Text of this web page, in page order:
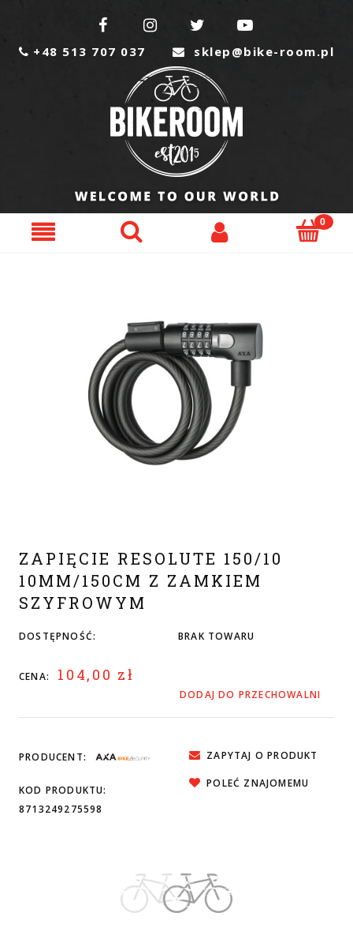
   
 +48 513 707 037  sklep@bike-room.pl
ZAPIĘCIE RESOLUTE 150/10
10MM/150CM Z ZAMKIEM
SZYFROWYM
DOSTĘPNOŚĆ: BRAK TOWARU
CENA: 104,00 zł
DODAJ DO PRZECHOWALNI
PRODUCENT:
KOD PRODUKTU:
8713249275598
ZAPYTAJ O PRODUKT
POLEĆ ZNAJOMEMU